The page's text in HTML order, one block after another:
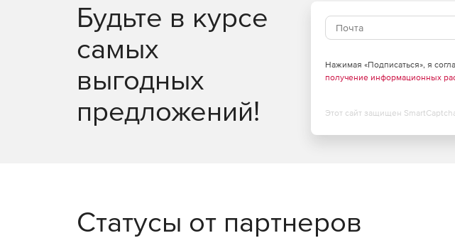
Будьте в курсе
самых
выгодных
предложений!
Нажимая «Подписаться», я
получение информационных
Этот сайт защищен
Статусы от партнеров